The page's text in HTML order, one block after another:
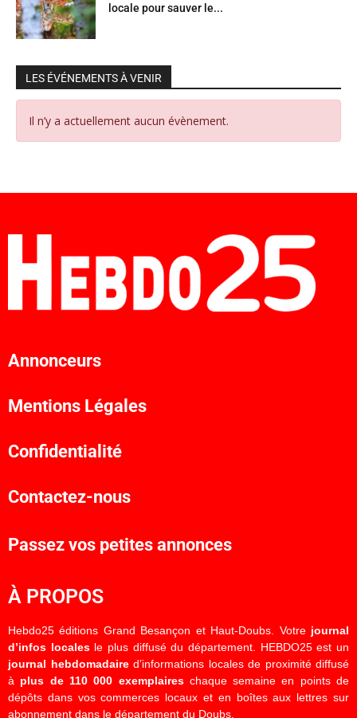
locale pour sauver le...
LES ÉVÉNEMENTS À VENIR
Il n’y a actuellement aucun évènement.
Annonceurs
Mentions Légales
Confidentialité
Contactez-nous
Passez vos petites annonces
À PROPOS
Hebdo25 éditions Grand Besançon et Haut-Doubs. Votre journal
d’infos localesle plus diffusé du département. HEBDO25 est un
journal hebdomadaired’informations locales de proximité diffusé
à plus de 110 000 exemplaireschaque semaine en points de
dépôts dans vos commerces locaux et en boîtes aux lettres sur
abonnement dans le département du Doubs.